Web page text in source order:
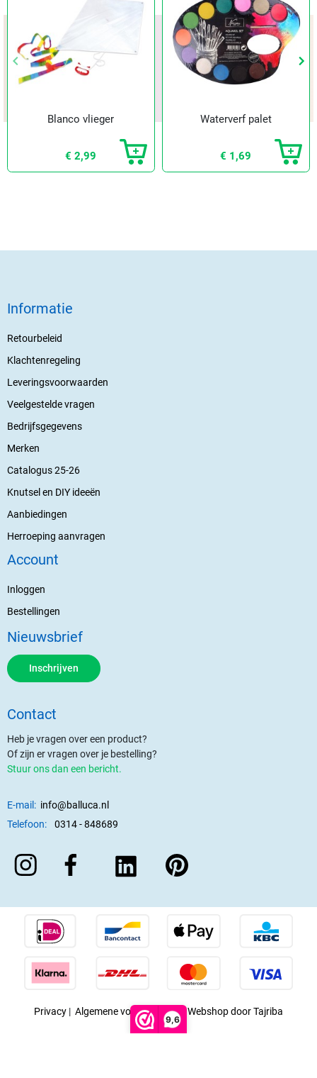
9,6
Vorige
keyboard_arrow_left keyboard_arrow_right
Vorige
keyboard_arrow_left keyboard_arrow_right
Blanco vlieger
€ 2,99
Waterverf palet
€ 1,69
Informatie
Retourbeleid
Klachtenregeling
Leveringsvoorwaarden
Veelgestelde vragen
Bedrijfsgegevens
Merken
Catalogus 25-26
Knutsel en DIY ideeën
Aanbiedingen
Herroeping aanvragen
Account
Inloggen
Bestellingen
Nieuwsbrief
Inschrijven
Contact
Heb je vragen over een product?
Of zijn er vragen over je bestelling?
Stuur ons dan een bericht.
E-mail: info@balluca.nl
Telefoon:
0314 - 848689
Privacy | Algemene voorwaarden|Webshop door Tajriba